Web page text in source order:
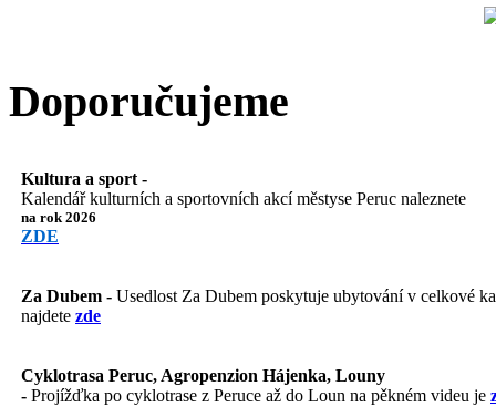
Doporučujeme
Kultura a sport -
Kalendář kulturních a sportovních akcí městyse Peruc naleznete
na rok 2026
ZDE
Za Dubem - Usedlost Za Dubem poskytuje ubytování v celkové
najdete zde
Cyklotrasa Peruc, Agropenzion Hájenka, Louny
- Projížďka po cyklotrase z Peruce až do Loun na pěkném videu je